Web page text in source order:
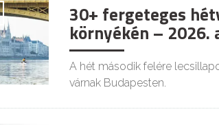
30+ fergeteges
környékén – 2026.
A hét második felére
várnak Budapesten.